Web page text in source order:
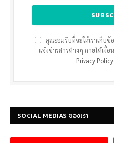
คุณยอมรับที่จะให้เราเก็บข้
แจ้งข่าวสารต่างๆ ภายใต้เงื่
Privacy Policy
SOCIAL MEDIAS ของเรา